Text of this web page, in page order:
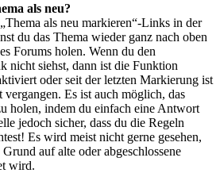
als neu?
als neu markieren“-Links in der
du das Thema wieder ganz nach oben
Forums holen. Wenn du den
nicht siehst, dann ist die Funktion
oder seit der letzten Markierung ist
Es ist auch möglich, das
holen, indem du einfach eine Antwort
jedoch sicher, dass du die Regeln
Es wird meist nicht gerne gesehen,
auf alte oder abgeschlossene
wird.